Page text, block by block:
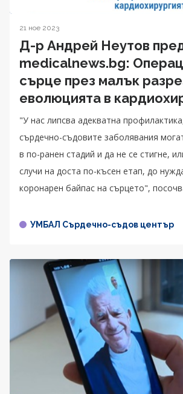
21 ное 2023
Д-р Андрей Неутов
medicalnews.bg:
сърце през малък
еволюцията в
"У нас липсва адекватна
сърдечно-съдовите заболявания
в по-ранен стадий и да не се стигне,
случи на доста по-късен етап, до
коронарен байпас на сърцето",
УМБАЛ Сърдечно-съдов център